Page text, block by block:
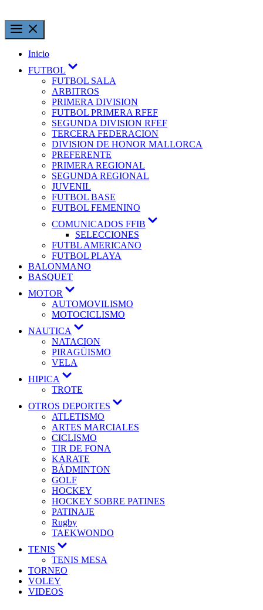
Inicio
FUTBOL
FUTBOL SALA
ARBITROS
PRIMERA DIVISION
FUTBOL PRIMERA RFEF
SEGUNDA DIVISION RFEF
TERCERA FEDERACION
DIVISION DE HONOR MALLORCA
PREFERENTE
PRIMERA REGIONAL
SEGUNDA REGIONAL
JUVENIL
FUTBOL BASE
FUTBOL FEMENINO
COMUNICADOS FFIB
SELECCIONES
FUTBL AMERICANO
FUTBOL PLAYA
BALONMANO
BASQUET
MOTOR
AUTOMOVILISMO
MOTOCICLISMO
NAUTICA
NATACION
PIRAGÜISMO
VELA
HIPICA
TROTE
OTROS DEPORTES
ATLETISMO
ARTES MARCIALES
CICLISMO
TIR DE FONA
KARATE
BÁDMINTON
GOLF
HOCKEY
HOCKEY SOBRE PATINES
PATINAJE
Rugby
TAEKWONDO
TENIS
TENIS MESA
TORNEO
VOLEY
VIDEOS